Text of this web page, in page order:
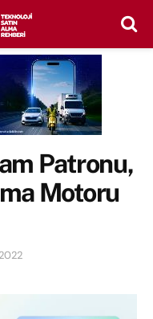
Patronu,
Motoru